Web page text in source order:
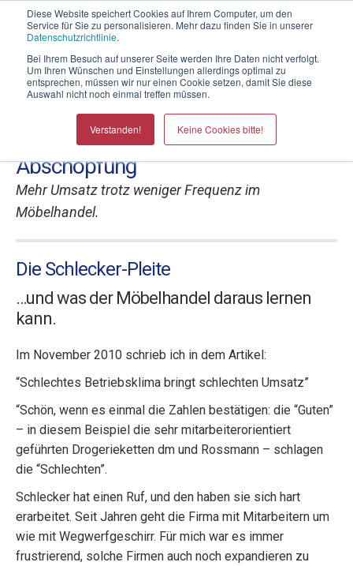
Diese Website speichert Cookies auf Ihrem Computer, um den
Service für Sie zu personalisieren. Mehr dazu finden Sie in unserer
Datenschutzrichtlinie.
Bei Ihrem Besuch auf unserer Seite werden Ihre Daten nicht verfolgt.
Um Ihren Wünschen und Einstellungen allerdings optimal zu
entsprechen, müssen wir nur einen Cookie setzen, damit Sie diese
Auswahl nicht noch einmal treffen müssen.
Verstanden! Keine Cookies bitte!
Telefontermin mit Thomas Witt
Umsatzsteigerungen für
Möbelhäuser durch mehr
Abschöpfung
Mehr Umsatz trotz weniger Frequenz im
Möbelhandel.
Die Schlecker-Pleite
…und was der Möbelhandel daraus lernen
kann.
Im November 2010 schrieb ich in dem Artikel:
“Schlechtes Betriebsklima bringt schlechten Umsatz”
“Schön, wenn es einmal die Zahlen bestätigen: die “Guten”
– in diesem Beispiel die sehr mitarbeiterorientiert
geführten Drogerieketten dm und Rossmann – schlagen
die “Schlechten”.
Schlecker hat einen Ruf, und den haben sie sich hart
erarbeitet. Seit Jahren geht die Firma mit Mitarbeitern um
wie mit Wegwerfgeschirr. Für mich war es immer
frustrierend, solche Firmen auch noch expandieren zu